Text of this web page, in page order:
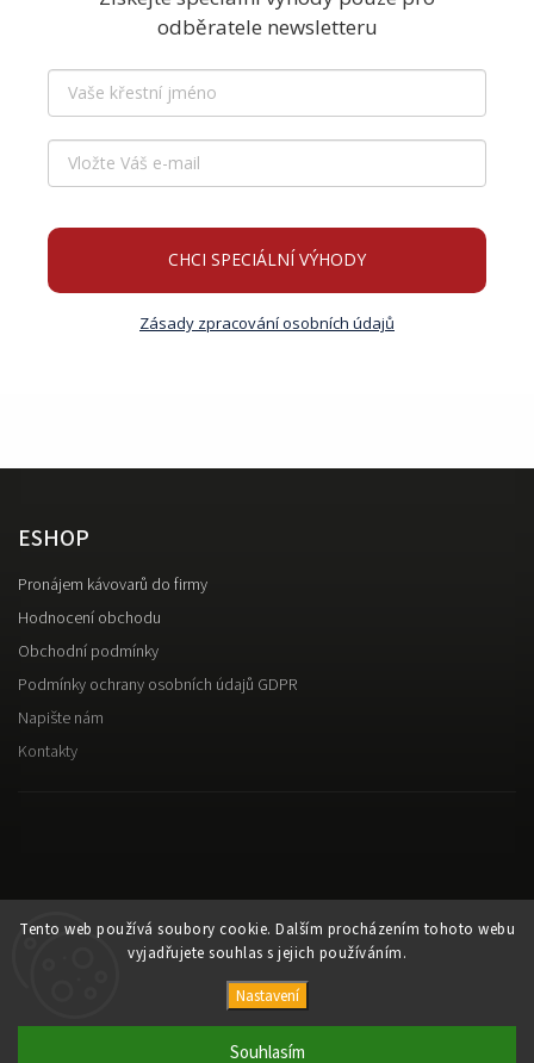
Tento web používá soubory cookie. Dalším procházením tohoto webu
vyjadřujete souhlas s jejich používáním.
Nastavení
Souhlasím
odběratele newsletteru
CHCI SPECIÁLNÍ VÝHODY
Zásady zpracování osobních údajů
ESHOP
Pronájem kávovarů do firmy
Hodnocení obchodu
Obchodní podmínky
Podmínky ochrany osobních údajů GDPR
Napište nám
Kontakty
Káva Alesio
Upravit nastavení cookies